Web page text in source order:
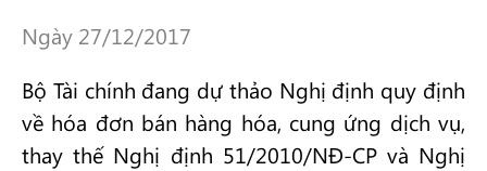
Ngày 27/12/2017
Bộ Tài chính đang dự thảo Nghị định quy định
về hóa đơn bán hàng hóa, cung ứng dịch vụ,
thay thế Nghị định 51/2010/NĐ-CP và Nghị